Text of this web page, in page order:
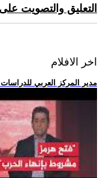
التعليق والتصويت
اخر الافلام
.. مدير المركز العربي